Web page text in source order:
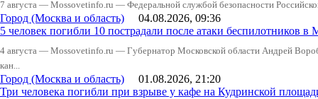
7 августа — Mossovetinfo.ru — Федеральной службой безопасности
Город (Москва и область) 04.08.2026, 09:36
5 человек погибли 10 пострадали после атаки беспилотников в
4 августа — Mossovetinfo.ru — Губернатор Московской области Андрей
кан...
Город (Москва и область) 01.08.2026, 21:20
Три человека погибли при взрыве у кафе на Кудринской